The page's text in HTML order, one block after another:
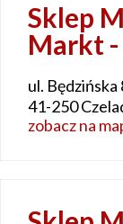
Sklep
Markt -
ul. Będzińska
41-250
zobacz na